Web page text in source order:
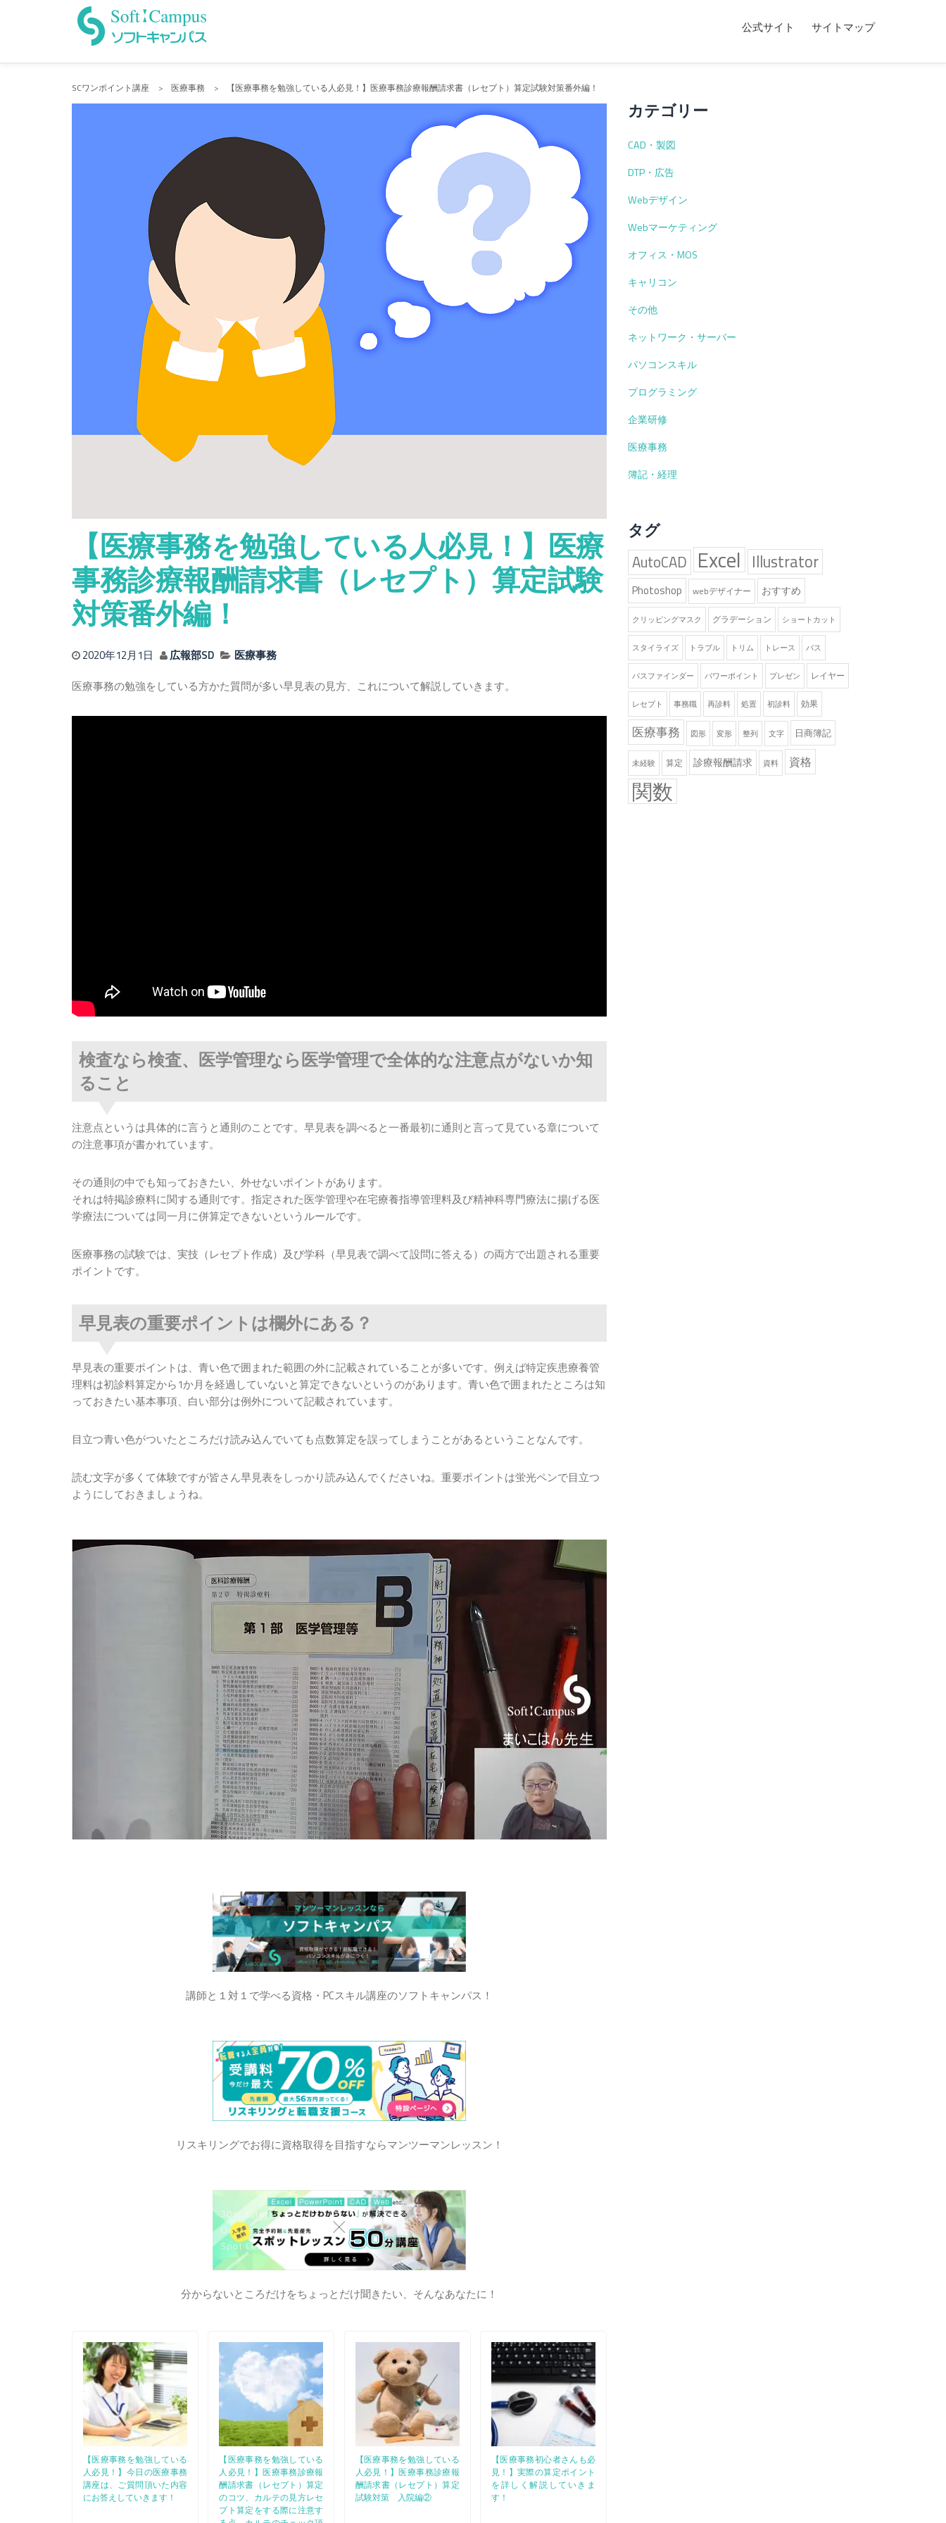
公式サイト サイトマップ
SCワンポイント講座 > 医療事務 > 【医療事務を勉強している人必見！】医療事務診療報酬請求書（レセプト）算定試験対策番外編！
【医療事務を勉強している人必見！】医療
事務診療報酬請求書（レセプト）算定試験
対策番外編！
2020年12月1日 広報部SD
医療事務
医療事務の勉強をしている方かた質問が多い早見表の見方、これについて解説していきます。
検査なら検査、医学管理なら医学管理で全体的な注意点がないか知
ること
注意点というは具体的に言うと通則のことです。早見表を調べると一番最初に通則と言って見ている章について
の注意事項が書かれています。
その通則の中でも知っておきたい、外せないポイントがあります。
それは特掲診療料に関する通則です。指定された医学管理や在宅療養指導管理料及び精神科専門療法に揚げる医
学療法については同一月に併算定できないというルールです。
医療事務の試験では、実技（レセプト作成）及び学科（早見表で調べて設問に答える）の両方で出題される重要
ポイントです。
早見表の重要ポイントは欄外にある？
早見表の重要ポイントは、青い色で囲まれた範囲の外に記載されていることが多いです。例えば特定疾患療養管
理料は初診料算定から1か月を経過していないと算定できないというのがあります。青い色で囲まれたところは知
っておきたい基本事項、白い部分は例外について記載されています。
目立つ青い色がついたところだけ読み込んでいても点数算定を誤ってしまうことがあるということなんです。
読む文字が多くて体験ですが皆さん早見表をしっかり読み込んでくださいね。重要ポイントは蛍光ペンで目立つ
ようにしておきましょうね。
講師と１対１で学べる資格・PCスキル講座のソフトキャンパス！
リスキリングでお得に資格取得を目指すならマンツーマンレッスン！
分からないところだけをちょっとだけ聞きたい、そんなあなたに！
【医療事務を勉強している
人必見！】今日の医療事務
講座は、ご質問頂いた内容
にお答えしていきます！
【医療事務を勉強している
人必見！】医療事務診療報
酬請求書（レセプト）算定
のコツ、カルテの見方レセ
プト算定をする際に注意す
【医療事務を勉強している
人必見！】医療事務診療報
酬請求書（レセプト）算定
試験対策 入院編②
【医療事務初心者さんも必
見！】実際の算定ポイント
を詳しく解説していきま
す！
カテゴリー
CAD・製図
DTP・広告
Webデザイン
Webマーケティング
オフィス・MOS
キャリコン
その他
ネットワーク・サーバー
パソコンスキル
プログラミング
企業研修
医療事務
簿記・経理
タグ
AutoCAD Excel Illustrator
Photoshop webデザイナー おすすめ
クリッピングマスク グラデーション ショートカット
スタイライズ トラブル トリム トレース パス
パスファインダー パワーポイント プレゼン レイヤー
レセプト 事務職 再診料 処置 初診料 効果
医療事務 図形 変形 整列 文字 日商簿記
未経験 算定 診療報酬請求 資料 資格
関数